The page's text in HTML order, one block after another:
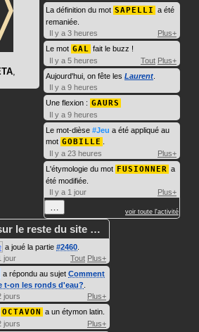
,
La définition du mot SAPELLI a été
remaniée.
Il y a 3 heures
Plus+
Le mot GAL fait le buzz !
Il y a 5 heures
Tout Plus+
Aujourd'hui, on fête les Laurent
Il y a 9 heures
Une flexion : GAURS
Il y a 9 heures
Le mot-dièse #Jeu a été appliqué au
mot GOBILLE
Il y a 23 heures
Plus+
L'étymologie du mot FUSIONNER a
été modifiée.
Il y a 1 jour
Plus+
… voir toute l'activité
le reste du site …
a joué la partie #2460
jour
Tout Plus+
a répondu au sujet Comment
t-on les ronds d'eau?
jours
Plus+
OCTAVON
a un étymon latin.
jours
Plus+